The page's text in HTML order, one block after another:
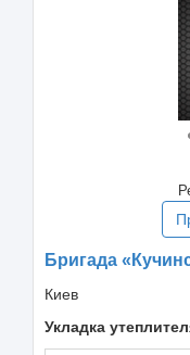
Бригада
Киев
Укладка